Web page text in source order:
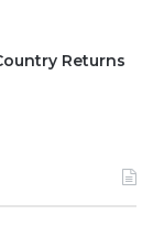
Returns